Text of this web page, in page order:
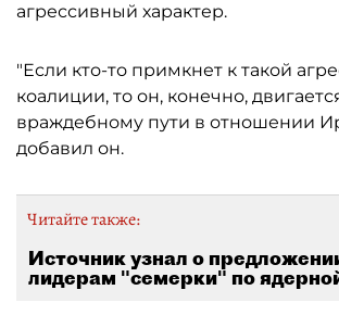
агрессивный характер.
"Если кто-то примкнет к такой
коалиции, то он, конечно,
враждебному пути в отношении
добавил он.
Читайте также:
Источник узнал о
лидерам "семерки" по